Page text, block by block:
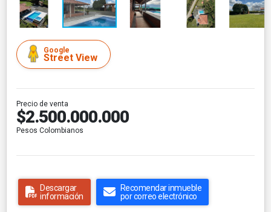
Google
Street View
Precio de venta
$2.500.000.000
Pesos Colombianos
Descargar
información
Recomendar inmueble
por correo electrónico